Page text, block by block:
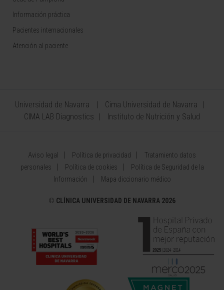
Información práctica
Pacientes internacionales
Atención al paciente
Universidad de Navarra
Cima Universidad de Navarra
CIMA LAB Diagnostics
Instituto de Nutrición y Salud
Aviso legal Política de privacidad
Tratamiento datos
personales
Política de cookies
Política de Seguridad de la
Información
Mapa diccionario médico
© CLÍNICA UNIVERSIDAD DE NAVARRA 2026